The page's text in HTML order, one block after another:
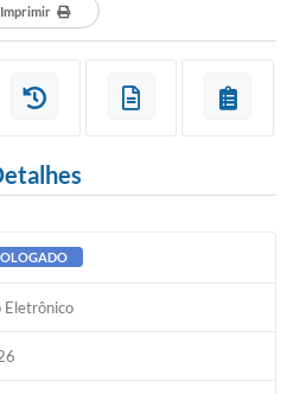
Imprimir
Eletrônico